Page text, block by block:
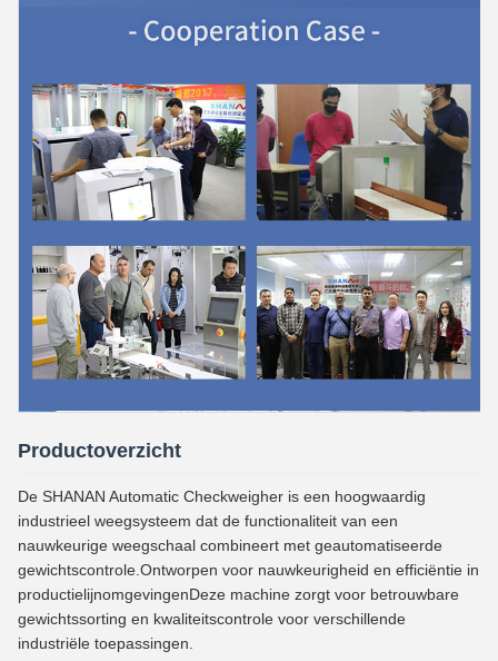
Productoverzicht
De SHANAN Automatic Checkweigher is een hoogwaardig
industrieel weegsysteem dat de functionaliteit van een
nauwkeurige weegschaal combineert met geautomatiseerde
gewichtscontrole.Ontworpen voor nauwkeurigheid en efficiëntie in
productielijnomgevingenDeze machine zorgt voor betrouwbare
gewichtssorting en kwaliteitscontrole voor verschillende
industriële toepassingen.